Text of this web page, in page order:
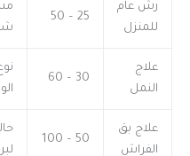
رش عام
للمنزل
25 – 50
علاج
النمل
30 – 60
علاج بق
الفراش
50 – 100